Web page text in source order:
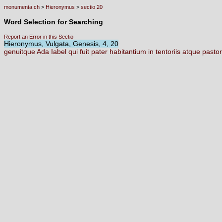
monumenta.ch > Hieronymus > sectio 20
Word Selection for Searching
Report an Error in this Sectio
Hieronymus, Vulgata, Genesis, 4, 20
genuitqueAda Iabel qui fuit pater habitantium in tentoriis atque